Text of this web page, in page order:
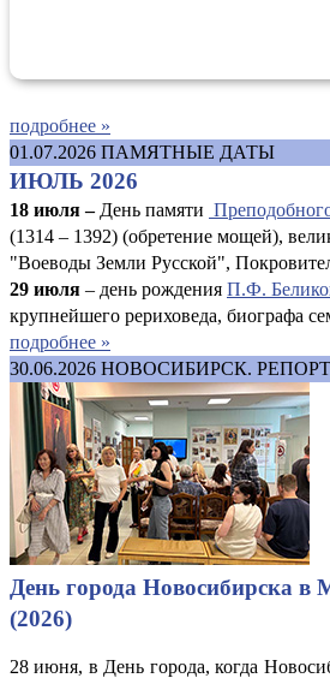
подробнее »
01.07.2026 ПАМЯТНЫЕ ДАТЫ
ИЮЛЬ 2026
18 июля – День памяти
(1314 – 1392) (обретение мощей),
"Воеводы Земли Русской",
29 июля – день рождения П.Ф.
крупнейшего рериховеда, биографа
подробнее »
30.06.2026 НОВОСИБИРСК.
День города Новосибирска в
(2026)
28 июня, в День города, когда